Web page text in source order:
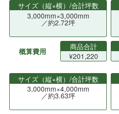
サイズ（縦×横）/合計坪数
3,000mm×3,000mm
／約2.72坪
概算費用
商品合計
¥201,220
サイズ（縦×横）/合計坪数
3,000mm×4,000mm
／約3.63坪